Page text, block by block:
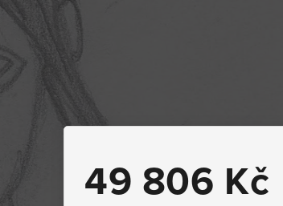
49 806 Kč